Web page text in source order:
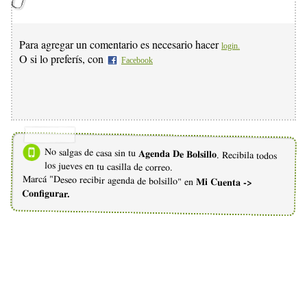
Para agregar un comentario es necesario hacer login.
O si lo preferís, con Facebook
No salgas de casa sin tu Agenda De Bolsillo. Recibila todos
los jueves en tu casilla de correo.
Marcá "Deseo recibir agenda de bolsillo" en Mi Cuenta ->
Configurar.